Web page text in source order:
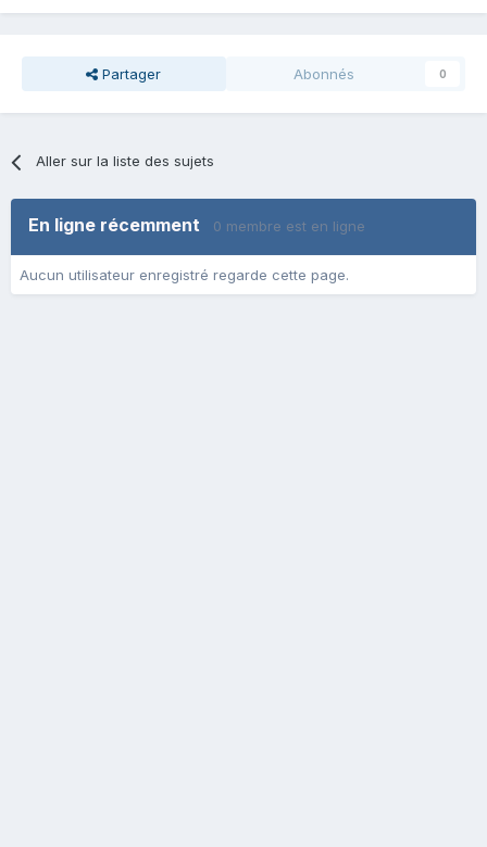
Partager Abonnés 0
Aller sur la liste des sujets
En ligne récemment 0 membre est en ligne
Aucun utilisateur enregistré regarde cette page.